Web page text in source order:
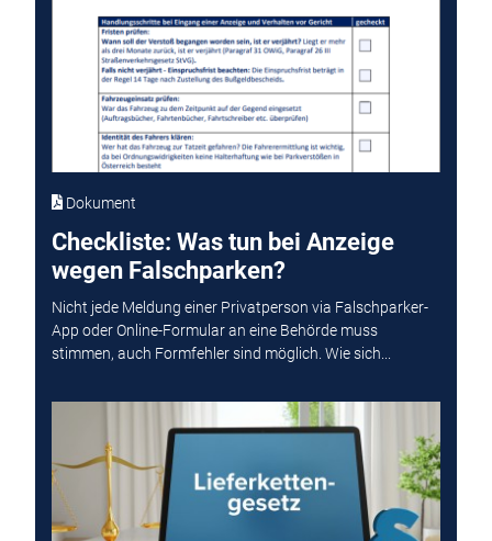
Dokument
Checkliste: Was tun bei Anzeige
wegen Falschparken?
Nicht jede Meldung einer Privatperson via Falschparker-
App oder Online-Formular an eine Behörde muss
stimmen, auch Formfehler sind möglich. Wie sich...